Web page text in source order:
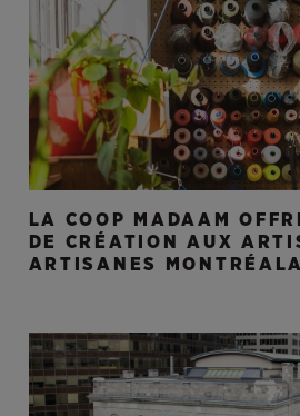
LA COOP MADAAM
DE CRÉATION AUX
ARTISANES